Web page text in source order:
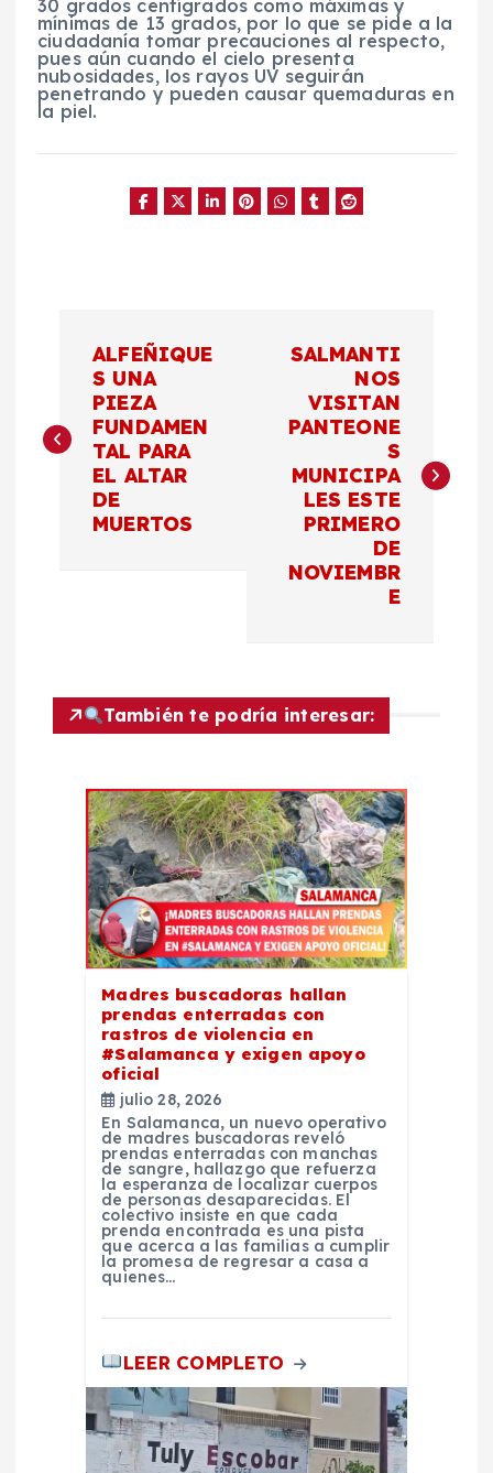
30 grados centígrados como máximas y
mínimas de 13 grados, por lo que se pide a la
ciudadanía tomar precauciones al respecto,
pues aún cuando el cielo presenta
nubosidades, los rayos UV seguirán
penetrando y pueden causar quemaduras en
la piel.
v
ALFEÑIQUE
S UNA
PIEZA
FUNDAMEN
TAL PARA
EL ALTAR
DE
MUERTOS
SALMANTI
NOS
VISITAN
PANTEONE
S
MUNICIPA
LES ESTE
PRIMERO
DE
NOVIEMBR
E
También te podría interesar:
Madres buscadoras hallan
prendas enterradas con
rastros de violencia en
#Salamanca y exigen apoyo
oficial
julio 28, 2026
En Salamanca, un nuevo operativo
de madres buscadoras reveló
prendas enterradas con manchas
de sangre, hallazgo que refuerza
la esperanza de localizar cuerpos
de personas desaparecidas. El
colectivo insiste en que cada
prenda encontrada es una pista
que acerca a las familias a cumplir
la promesa de regresar a casa a
quienes…
LEER COMPLETO